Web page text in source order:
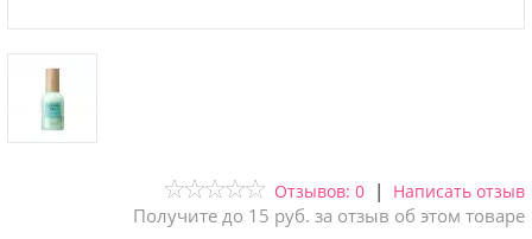
Отзывов: 0 | Написать отзыв
Получите до 15 руб. за отзыв об этом товаре